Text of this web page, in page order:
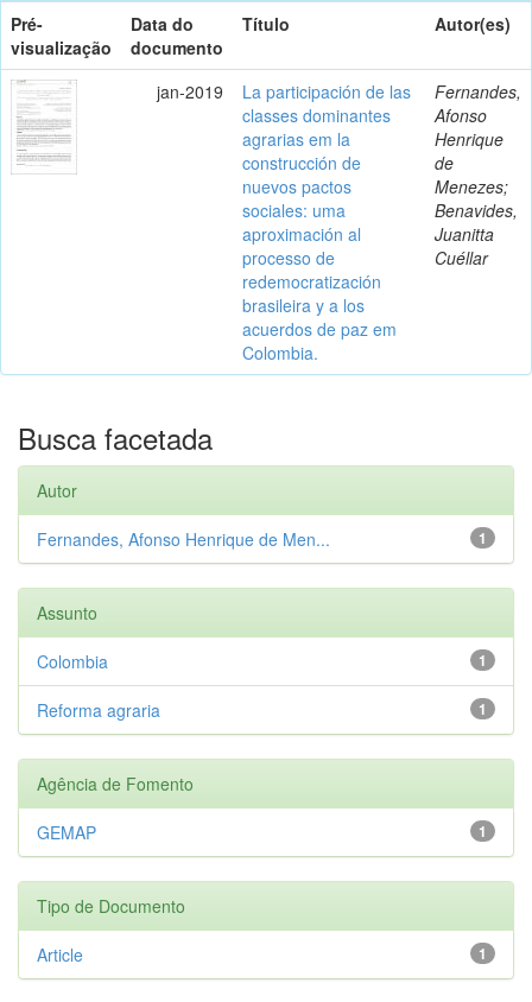
Pré-
visualização
Data do
documento
Título Autor(es)
jan-2019
La participación de las
classes dominantes
agrarias em la
construcción de
nuevos pactos
sociales: uma
aproximación al
processo de
redemocratización
brasileira y a los
acuerdos de paz em
Colombia.
Fernandes,
Afonso
Henrique
de
Menezes;
Benavides,
Juanitta
Cuéllar
Busca facetada
Autor
1
Fernandes, Afonso Henrique de Men...
Assunto
1
Colombia
1
Reforma agraria
Agência de Fomento
1
GEMAP
Tipo de Documento
1
Article